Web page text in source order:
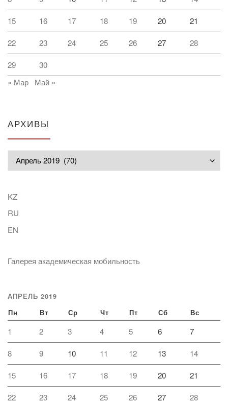
15 16 17 18 19 20 21
22 23 24 25 26 27 28
29
30
« Мар
Май »
АРХИВЫ
KZ
RU
EN
Галерея академическая мобильность
АПРЕЛЬ 2019
Пн Вт Ср Чт Пт Сб Вс
1 2 3 4 5 6 7
8 9 10 11 12 13 14
15 16 17 18 19 20 21
22 23 24 25 26 27 28